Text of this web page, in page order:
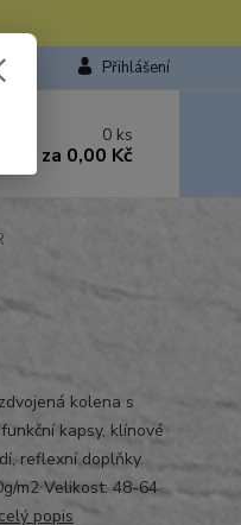
Přihlášení
0 ks
za 0,00 Kč
kolena s
kapsy, klínové
reflexní doplňky.
m2 Velikost: 48-64
celý popis